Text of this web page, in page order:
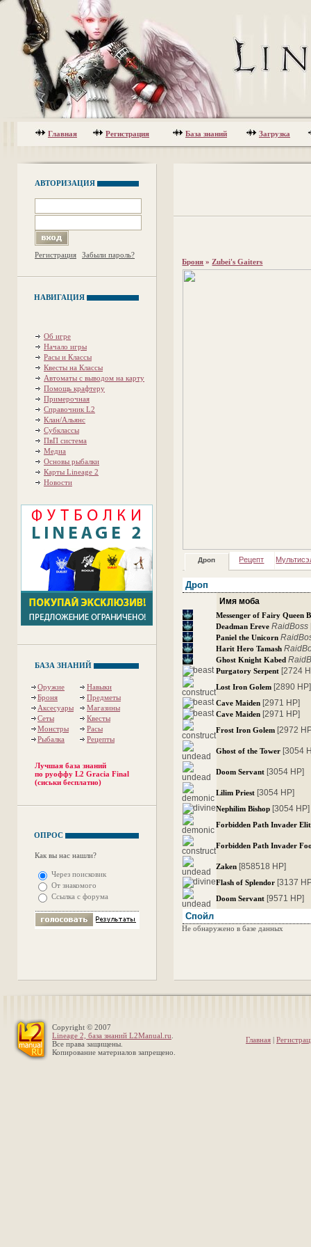
Главная Регистрация База знаний Загрузка
АВТОРИЗАЦИЯ
Регистрация Забыли пароль?
НАВИГАЦИЯ
Об игре
Начало игры
Расы и Классы
Квесты на Классы
Автоматы с выводом на карту
Помощь крафтеру
Примерочная
Справочник L2
Клан/Альянс
Субклассы
ПвП система
Медиа
Основы рыбалки
Карты Lineage 2
Новости
БАЗА ЗНАНИЙ
Оружие
Навыки
Броня
Предметы
Аксесуары
Магазины
Сеты
Квесты
Монстры
Расы
Рыбалка
Рецепты
Лучшая база знаний
по руоффу L2 Gracia Final
(сиськи бесплатно)
ОПРОС
Как вы нас нашли?
Через поисковик
От знакомого
Ссылка с форума
Броня »Zubei's Gaiters
Дроп Рецепт
Дроп
Имя моба
Messenger of Fairy Queen
Deadman Ereve RaidBoss
Paniel the Unicorn
Harit Hero Tamash
Ghost Knight Kabed
Purgatory Serpent [2724
Lost Iron Golem [2890 HP]
Cave Maiden [2971 HP]
Cave Maiden [2971 HP]
Frost Iron Golem [2972
Ghost of the Tower [3054
Doom Servant [3054 HP]
Lilim Priest [3054 HP]
Nephilim Bishop [3054 HP]
Forbidden Path Invader
Forbidden Path Invader
Zaken [858518 HP]
Flash of Splendor [3137
Doom Servant [9571 HP]
Спойл
Не обнаружено в базе данных
Copyright © 2007
Lineage 2, база знаний L2Manual.ru
Все права защищены.
Копирование материалов запрещено.
Главная |